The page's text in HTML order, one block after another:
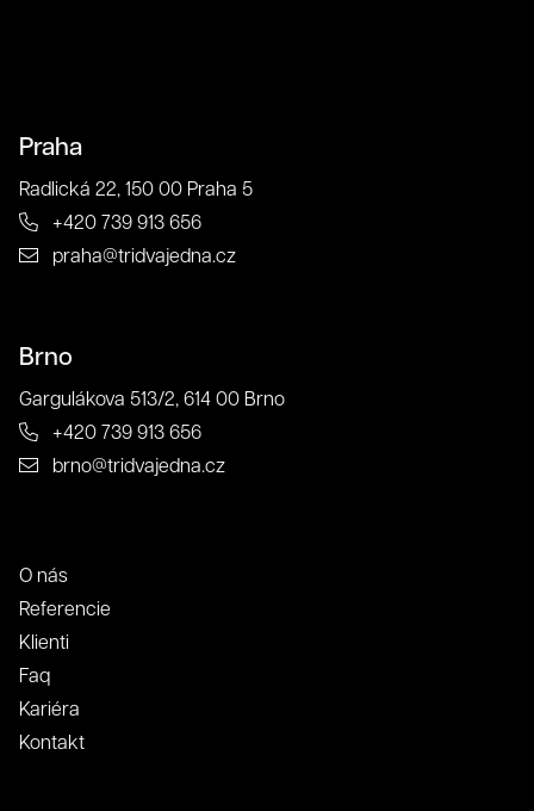
Súhlas so spracovaním osobných údajov spoločnosťou
321 CREATIVE CREW s. r. o.
napíšte číslicami "tridvajedna":
Praha
Radlická 22, 150 00 Praha 5
+420 739 913 656
praha@tridvajedna.cz
Brno
Gargulákova 513/2, 614 00 Brno
+420 739 913 656
brno@tridvajedna.cz
O nás
Referencie
Klienti
Faq
Kariéra
Kontakt